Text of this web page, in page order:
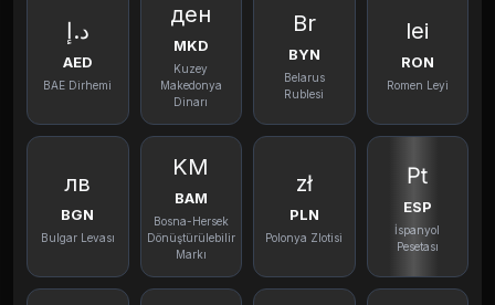
د.إ
AED
BAE Dirhemi
ден
MKD
Kuzey
Makedonya
Dinarı
Br
BYN
Belarus
Rublesi
lei
RON
Romen Leyi
лв
BGN
Bulgar Levası
KM
BAM
Bosna-Hersek
Dönüştürülebilir
Markı
zł
PLN
Polonya Zlotisi
₧
ESP
İspanyol
Pesetası